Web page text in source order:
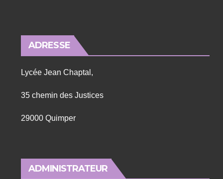
ADRESSE
Lycée Jean Chaptal,
35 chemin des Justices
29000 Quimper
ADMINISTRATEUR